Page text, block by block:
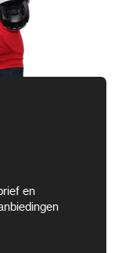
en